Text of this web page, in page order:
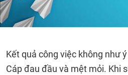
Kết quả công việc không như
Cáp đau đầu và mệt mỏi. Khi